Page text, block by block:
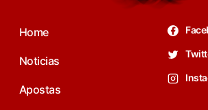
Home
Noticias
Apostas